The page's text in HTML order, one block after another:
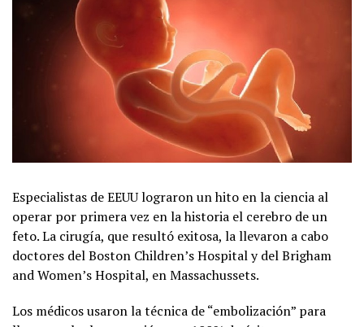
Especialistas de EEUU lograron un hito en la ciencia al
operar por primera vez en la historia el cerebro de un
feto. La cirugía, que resultó exitosa, la llevaron a cabo
doctores del Boston Children’s Hospital y del Brigham
and Women’s Hospital, en Massachussets.
Los médicos usaron la técnica de “embolización” para